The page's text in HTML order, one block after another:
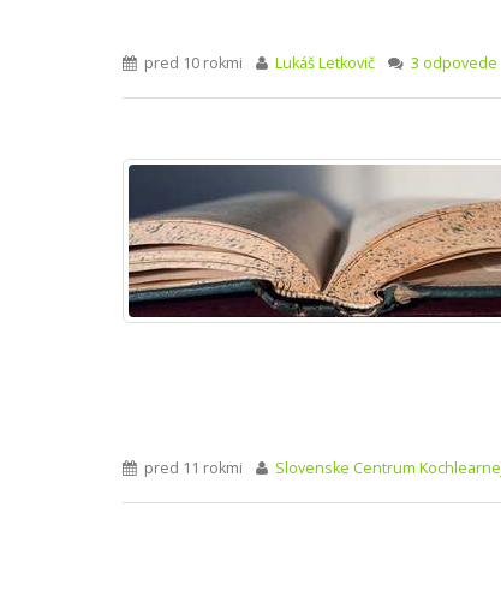
pred 10 rokmi Lukáš Letkovič 3 odpovede
pred 11 rokmi Slovenske Centrum